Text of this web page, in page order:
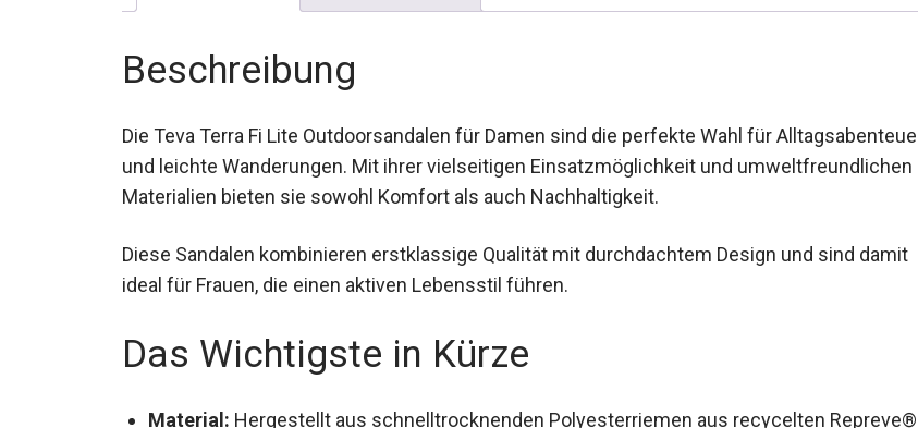
Beschreibung
Die Teva Terra Fi Lite Outdoorsandalen für Damen sind die perfekte Wahl für
Alltagsabenteuer und leichte Wanderungen. Mit ihrer vielseitigen Einsatzmöglichkeit und
umweltfreundlichen Materialien bieten sie sowohl Komfort als auch Nachhaltigkeit.
Diese Sandalen kombinieren erstklassige Qualität mit durchdachtem Design und sind damit
ideal für Frauen, die einen aktiven Lebensstil führen.
Das Wichtigste in Kürze
Material: Hergestellt aus schnelltrocknenden Polyesterriemen aus recycelten